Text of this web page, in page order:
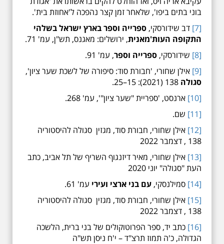
בוני בתים ביפו', שלאחר זמן קצר נהפכה ל'אחוזת בית'.
[7]
דב שידורסקי, ספרייה וספר בארץ ישראל בשלהי
התקופה העות'מאנית, ירושלים: מאגנס, תש"ן, עמ' 71.
[8]
שידורסקי, ספרייה וספר, עמ' 91.
[9]
אילן שחורי, 'חבורת סוד: סיפורה של לשכת שער ציון',
סגולה
[10]
ארנסט, 'ספריית "שער ציון"', עמ' 268.
[11]
שם.
[12]
אילן שחורי, חבורת סוד, מגזין סגולה להיסטוריה
138 , דצמבר 2022
[13]
אילן שחורי, מאיר דיזנגוף השריף של תל אביב, כתב
העת "סגולה" יוני 2020
[14]
סמילנסקי, עם בני ארצי ועירי עמ' 61.
[15]
אילן שחורי, חבורת סוד, מגזין סגולה להיסטוריה
138 , דצמבר 2022
[16]
כתב יד, ספר הפרוטוקולים של בני ברית, הלשכה
הגדולה, כ'ה תמוז תרצ"ד – י'ח ניסן תש"ה